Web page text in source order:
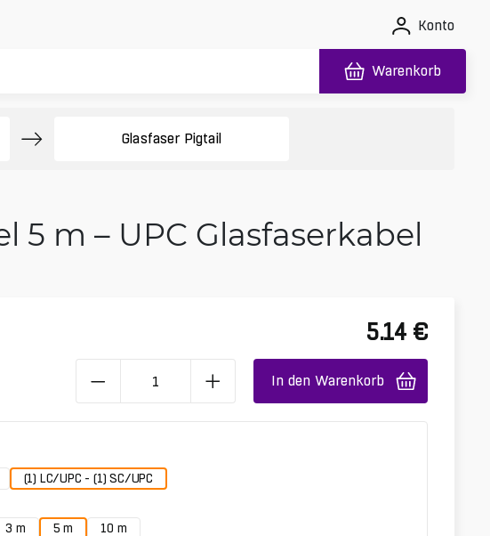
Konto
Warenkorb
Glasfaser Pigtail
5 m – UPC Glasfaserkabel
5.14 €
In den Warenkorb
(1) LC/UPC - (1) SC/UPC
3 m 5 m 10 m